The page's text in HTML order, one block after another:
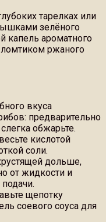
тарелках или
зелёного
капель ароматного
ржаного
вкуса
предварительно
обжарьте.
кислотой
соли.
дольше,
от жидкости и
щепотку
соевого соуса для